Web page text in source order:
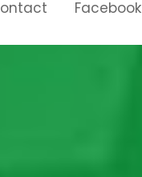
Facebook